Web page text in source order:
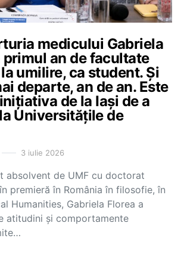
medicului Gabriela
primul an de facultate
umilire, ca student. Și
departe, an de an. Este
de la Iași de a
Universitățile de
3 iulie 2026
absolvent de UMF cu doctorat
premieră în România în filosofie, în
Humanities, Gabriela Florea a
atitudini și comportamente